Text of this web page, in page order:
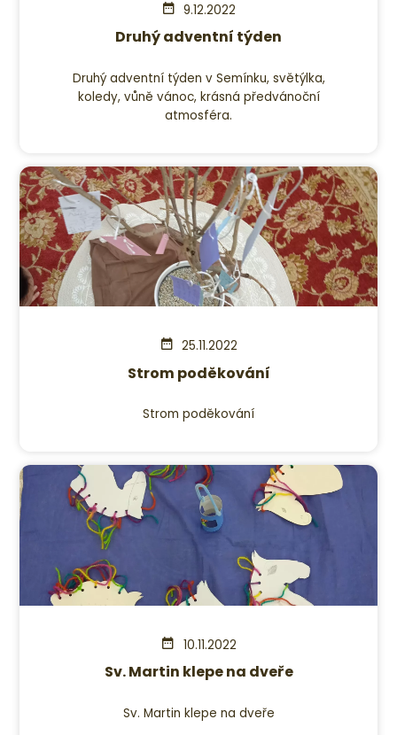
9.12.2022
Druhý adventní týden
Druhý adventní týden v Semínku, světýlka,
koledy, vůně vánoc, krásná předvánoční
atmosféra.
25.11.2022
Strom poděkování
Strom poděkování
10.11.2022
Sv. Martin klepe na dveře
Sv. Martin klepe na dveře